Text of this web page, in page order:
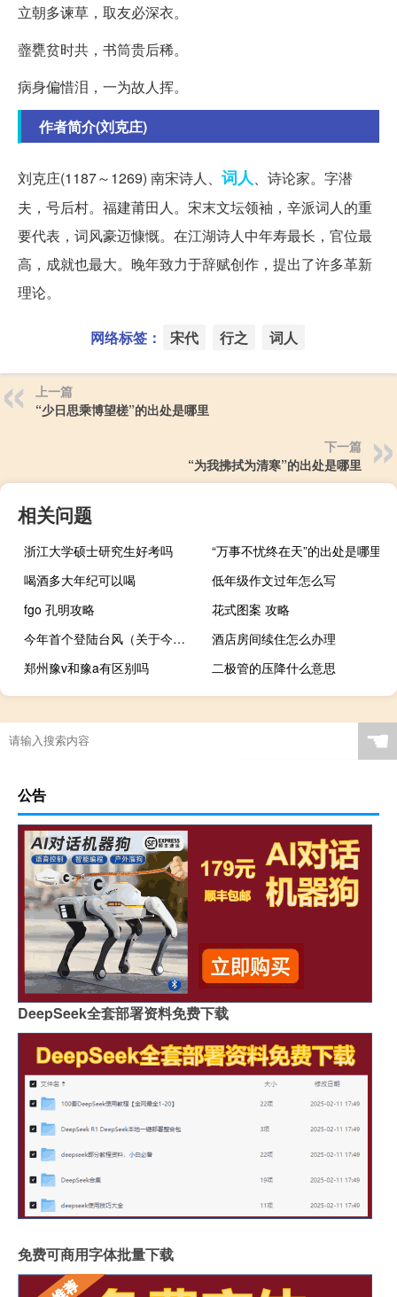
立朝多谏草，取友必深衣。
虀甕贫时共，书筒贵后稀。
病身偏惜泪，一为故人挥。
作者简介(刘克庄)
刘克庄(1187～1269) 南宋诗人、 词人、诗论家。字潜
夫，号后村。福建莆田人。宋末文坛领袖，辛派词人的重
要代表，词风豪迈慷慨。在江湖诗人中年寿最长，官位最
高，成就也最大。晚年致力于辞赋创作，提出了许多革新
理论。
网络标签： 宋代 行之 词人
上一篇
“少日思乘博望槎”的出处是哪里
下一篇
“为我拂拭为清寒”的出处是哪里
相关问题
浙江大学硕士研究生好考吗
“万事不忧终在天”的出处是哪里
喝酒多大年纪可以喝
低年级作文过年怎么写
fgo 孔明攻略
花式图案 攻略
今年首个登陆台风（关于今年首个登陆台风的介绍）
酒店房间续住怎么办理
郑州豫v和豫a有区别吗
二极管的压降什么意思
☚
公告
DeepSeek全套部署资料免费下载
免费可商用字体批量下载